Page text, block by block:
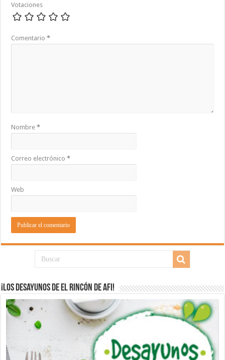
Votaciones
Comentario*
Nombre*
Correo electrónico*
Web
¡Los desayunos de El Rincón de Afi!